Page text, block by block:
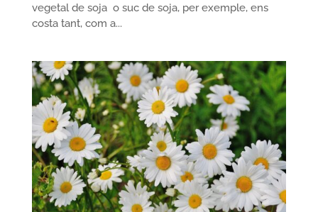
vegetal de soja o suc de soja, per exemple, ens
costa tant, com a...